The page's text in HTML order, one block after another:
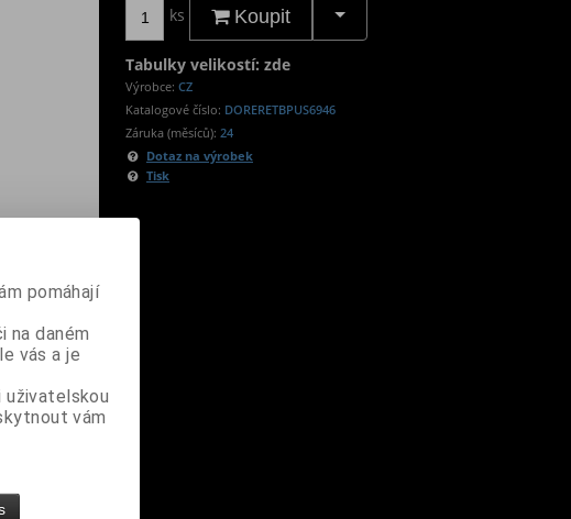
ks
Koupit
Tabulky velikostí: zde
Výrobce: CZ
Katalogové číslo: DORERETBPUS6946
Záruka (měsíců): 24
Dotaz na výrobek
Tisk
pomáhají
na daném
vás a je
uživatelskou
vám